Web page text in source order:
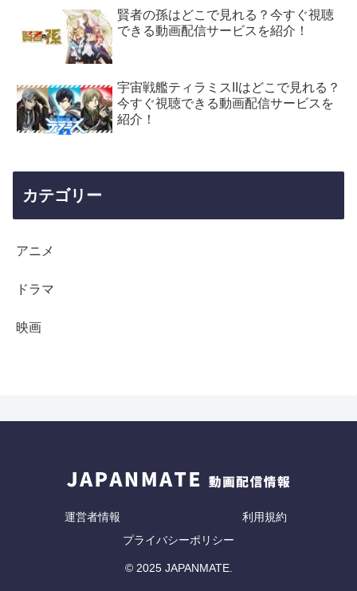
賢者の孫はどこで見れる？今すぐ視聴
できる動画配信サービスを紹介！
宇宙戦艦ティラミスIIはどこで見れる？
今すぐ視聴できる動画配信サービスを
紹介！
カテゴリー
アニメ
ドラマ
映画
運営者情報
利用規約
プライバシーポリシー
© 2025 JAPANMATE.